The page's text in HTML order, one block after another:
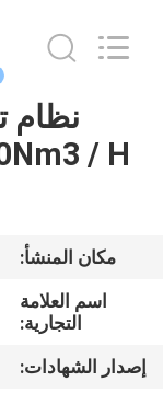
معلومات
جولة
Technology
Co.,Ltd.
مكان المنشأ:
اسم العلامة
التجارية:
إصدار الشهادات: